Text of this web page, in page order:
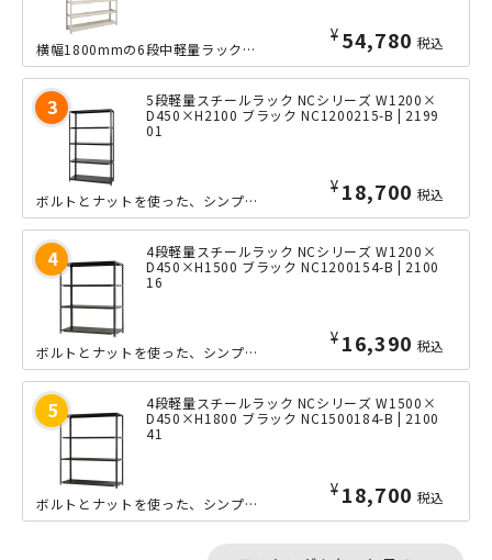
¥ 54,780 税込
横幅1800mmの6段中軽量ラックの、奥行きたっぷりな600mmタイプ。ボルトレ...
5段軽量スチールラック NCシリーズ W1200×
D450×H2100 ブラック NC1200215-B | 2199
01
¥ 18,700 税込
ボルトとナットを使った、シンプルな軽量ラック「NCシリーズ」の小回りの利くW12...
4段軽量スチールラック NCシリーズ W1200×
D450×H1500 ブラック NC1200154-B | 2100
16
¥ 16,390 税込
ボルトとナットを使った、シンプルな軽量ラック「NCシリーズ」の小回りの利くW12...
4段軽量スチールラック NCシリーズ W1500×
D450×H1800 ブラック NC1500184-B | 2100
41
¥ 18,700 税込
ボルトとナットを使った、シンプルな軽量ラック「NCシリーズ」の中間サイズのW15...